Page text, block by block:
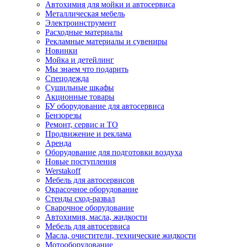
Автохимия для мойки и автосервиса
Металлическая мебель
Электроинструмент
Расходные материалы
Рекламные материалы и сувениры
Новинки
Мойка и детейлинг
Мы знаем что подарить
Спецодежда
Сушильные шкафы
Акционные товары
БУ оборудование для автосервиса
Бензорезы
Ремонт, сервис и ТО
Продвижение и реклама
Аренда
Оборудование для подготовки воздуха
Новые поступления
Werstakoff
Мебель для автосервисов
Окрасочное оборудование
Стенды сход-развал
Сварочное оборудование
Автохимия, масла, жидкости
Мебель для автосервиса
Масла, очистители, технические жидкости
Мотооборудование